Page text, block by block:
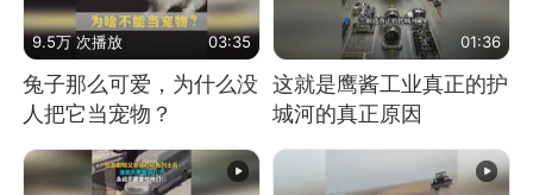
9.5万 次播放 03:35
兔子那么可爱，为什么没
人把它当宠物？
01:36
这就是鹰酱工业真正的护
城河的真正原因